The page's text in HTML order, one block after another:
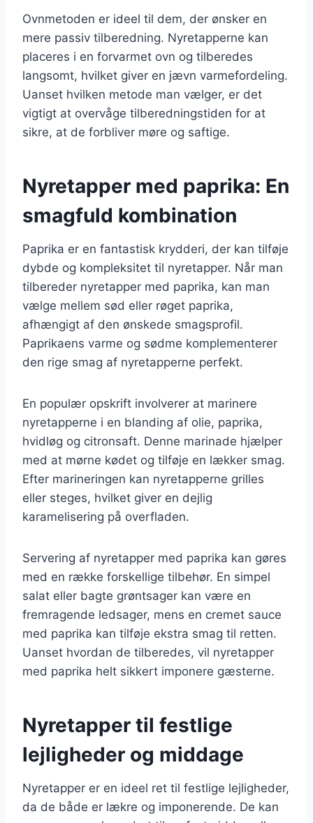
Ovnmetoden er ideel til dem, der ønsker en
mere passiv tilberedning. Nyretapperne kan
placeres i en forvarmet ovn og tilberedes
langsomt, hvilket giver en jævn varmefordeling.
Uanset hvilken metode man vælger, er det
vigtigt at overvåge tilberedningstiden for at
sikre, at de forbliver møre og saftige.
Nyretapper med paprika: En
smagfuld kombination
Paprika er en fantastisk krydderi, der kan tilføje
dybde og kompleksitet til nyretapper. Når man
tilbereder nyretapper med paprika, kan man
vælge mellem sød eller røget paprika,
afhængigt af den ønskede smagsprofil.
Paprikaens varme og sødme komplementerer
den rige smag af nyretapperne perfekt.
En populær opskrift involverer at marinere
nyretapperne i en blanding af olie, paprika,
hvidløg og citronsaft. Denne marinade hjælper
med at mørne kødet og tilføje en lækker smag.
Efter marineringen kan nyretapperne grilles
eller steges, hvilket giver en dejlig
karamelisering på overfladen.
Servering af nyretapper med paprika kan gøres
med en række forskellige tilbehør. En simpel
salat eller bagte grøntsager kan være en
fremragende ledsager, mens en cremet sauce
med paprika kan tilføje ekstra smag til retten.
Uanset hvordan de tilberedes, vil nyretapper
med paprika helt sikkert imponere gæsterne.
Nyretapper til festlige
lejligheder og middage
Nyretapper er en ideel ret til festlige lejligheder,
da de både er lækre og imponerende. De kan